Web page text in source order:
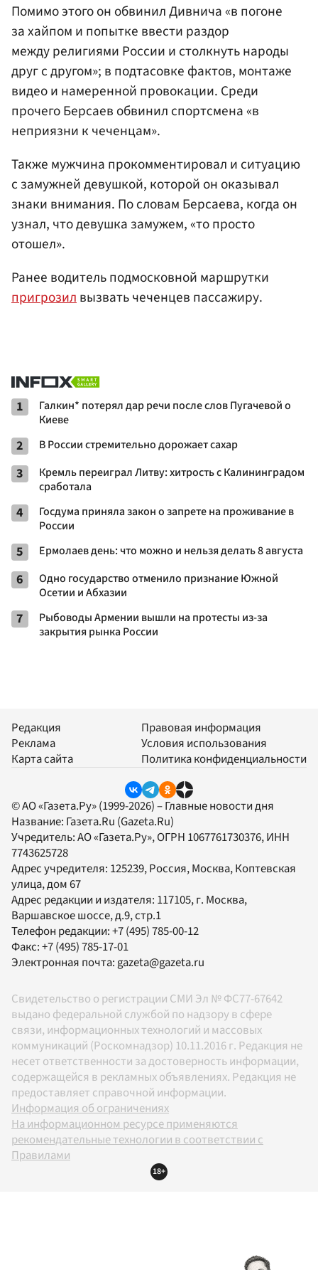
Помимо этого он обвинил Дивнича «в погоне
за хайпом и попытке ввести раздор
между религиями России и столкнуть народы
друг с другом»; в подтасовке фактов, монтаже
видео и намеренной провокации. Среди
прочего Берсаев обвинил спортсмена «в
неприязни к чеченцам».
Также мужчина прокомментировал и ситуацию
с замужней девушкой, которой он оказывал
знаки внимания. По словам Берсаева, когда он
узнал, что девушка замужем, «то просто
отошел».
Ранее водитель подмосковной маршрутки
пригрозилвызвать чеченцев пассажиру.
1
Галкин* потерял дар речи после слов Пугачевой о
Киеве
2 В России стремительно дорожает сахар
3
Кремль переиграл Литву: хитрость с Калининградом
сработала
4
Госдума приняла закон о запрете на проживание в
России
5 Ермолаев день: что можно и нельзя делать 8 августа
6
Одно государство отменило признание Южной
Осетии и Абхазии
7
Рыбоводы Армении вышли на протесты из-за
закрытия рынка России
Редакция
Реклама
Карта сайта
Правовая информация
Условия использования
Политика конфиденциальности
© АО «Газета.Ру» (1999-2026) – Главные новости дня
Название: Газета.Ru (Gazeta.Ru)
Учредитель:АО «Газета.Ру», ОГРН 1067761730376, ИНН
7743625728
Адрес учредителя: 125239, Россия, Москва, Коптевская
улица, дом 67
Адрес редакции и издателя: 117105, г. Москва,
Варшавское шоссе, д.9, стр.1
Телефон редакции:+7 (495) 785-00-12
Факс:+7 (495) 785-17-01
Электронная почта:gazeta@gazeta.ru
Свидетельство о регистрации СМИ Эл № ФС77-67642
выдано федеральной службой по надзору в сфере
связи, информационных технологий и массовых
коммуникаций (Роскомнадзор) 10.11.2016 г. Редакция не
несет ответственности за достоверность информации,
содержащейся в рекламных объявлениях. Редакция не
предоставляет справочной информации.
Информация об ограничениях
На информационном ресурсе применяются
рекомендательные технологии в соответствии с
Правилами
18+